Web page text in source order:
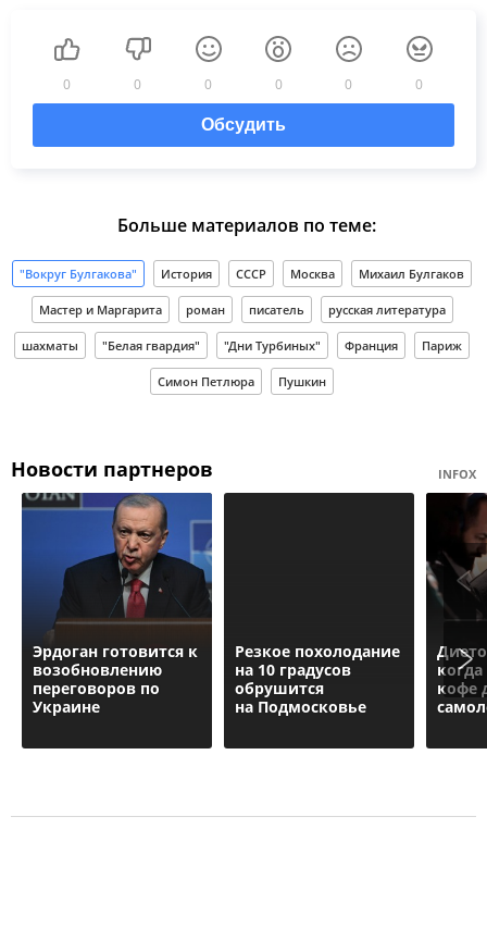
0 0 0 0 0 0
Обсудить
Больше материалов по теме:
"Вокруг Булгакова" История СССР Москва Михаил Булгаков
Мастер и Маргарита роман писатель русская литература
шахматы "Белая гвардия" "Дни Турбиных" Франция Париж
Симон Петлюра Пушкин
Новости партнеров INFOX
Эрдоган готовится к
возобновлению
переговоров по
Украине
Резкое похолодание
на 10 градусов
обрушится
на Подмосковье
кофе